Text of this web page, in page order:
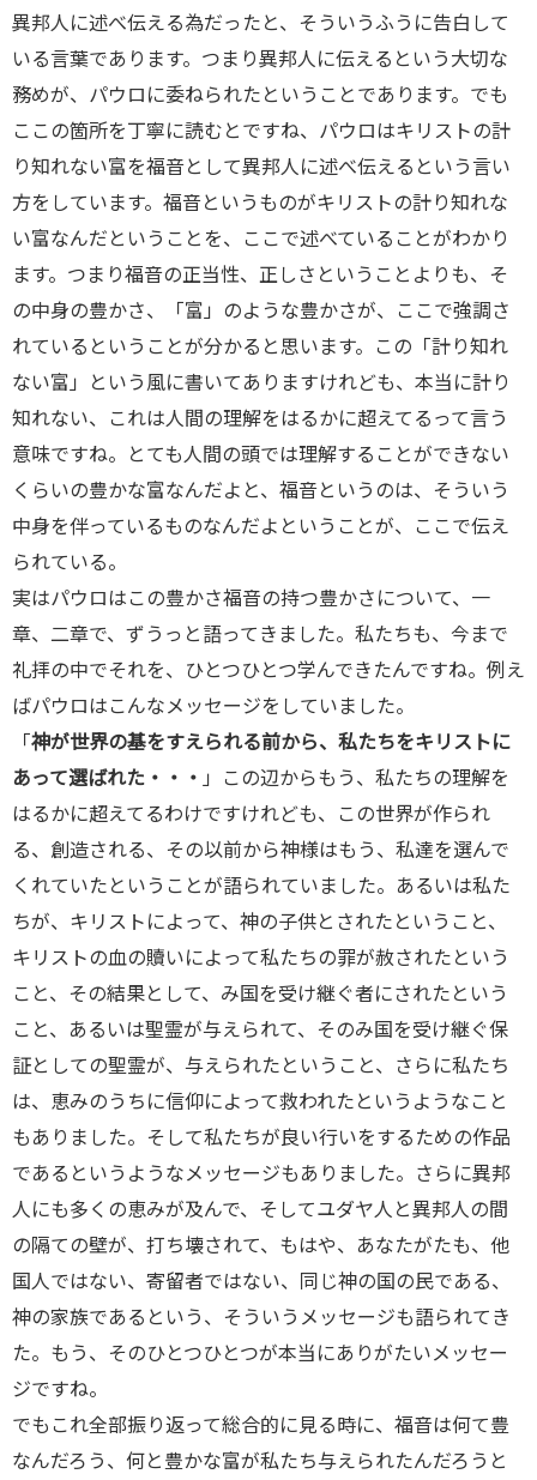
異邦人に述べ伝える為だったと、そういうふうに告白して
いる言葉であります。つまり異邦人に伝えるという大切な
務めが、パウロに委ねられたということであります。でも
ここの箇所を丁寧に読むとですね、パウロはキリストの計
り知れない富を福音として異邦人に述べ伝えるという言い
方をしています。福音というものがキリストの計り知れな
い富なんだということを、ここで述べていることがわかり
ます。つまり福音の正当性、正しさということよりも、そ
の中身の豊かさ、「富」のような豊かさが、ここで強調さ
れているということが分かると思います。この「計り知れ
ない富」という風に書いてありますけれども、本当に計り
知れない、これは人間の理解をはるかに超えてるって言う
意味ですね。とても人間の頭では理解することができない
くらいの豊かな富なんだよと、福音というのは、そういう
中身を伴っているものなんだよということが、ここで伝え
られている。
実はパウロはこの豊かさ福音の持つ豊かさについて、一
章、二章で、ずうっと語ってきました。私たちも、今まで
礼拝の中でそれを、ひとつひとつ学んできたんですね。例え
ばパウロはこんなメッセージをしていました。
「神が世界の基をすえられる前から、私たちをキリストに
あって選ばれた・・・ 」この辺からもう、私たちの理解を
はるかに超えてるわけですけれども、この世界が作られ
る、創造される、その以前から神様はもう、私達を選んで
くれていたということが語られていました。あるいは私た
ちが、キリストによって、神の子供とされたということ、
キリストの血の贖いによって私たちの罪が赦されたという
こと、その結果として、み国を受け継ぐ者にされたという
こと、あるいは聖霊が与えられて、そのみ国を受け継ぐ保
証としての聖霊が、与えられたということ、さらに私たち
は、恵みのうちに信仰によって救われたというようなこと
もありました。そして私たちが良い行いをするための作品
であるというようなメッセージもありました。さらに異邦
人にも多くの恵みが及んで、そしてユダヤ人と異邦人の間
の隔ての壁が、打ち壊されて、もはや、あなたがたも、他
国人ではない、寄留者ではない、同じ神の国の民である、
神の家族であるという、そういうメッセージも語られてき
た。もう、そのひとつひとつが本当にありがたいメッセー
ジですね。
でもこれ全部振り返って総合的に見る時に、福音は何て豊
なんだろう、何と豊かな富が私たち与えられたんだろうと